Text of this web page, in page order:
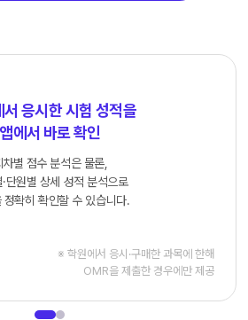
서 응시한 시험 성적을
앱에서 바로 확인
차별 점수 분석은 물론,
단원별 상세 성적 분석으로
정확히 확인할 수 있습니다.
※ 학원에서 응시·구매한 과목에 한해
OMR을 제출한 경우에만 제공